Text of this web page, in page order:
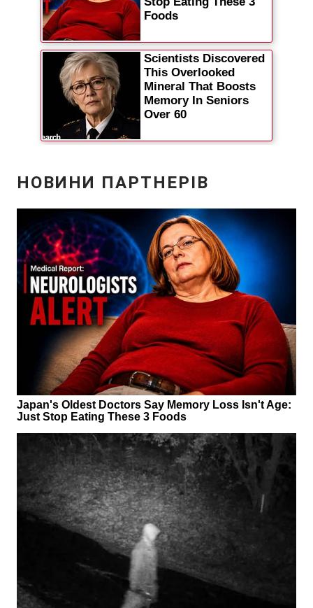
ПОСЛУГИ
Реклама на сайті Фотобанк
Моніторинг Пресцентр